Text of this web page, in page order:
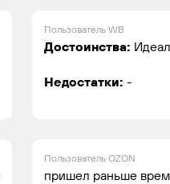
Пользователь WB
Достоинства:
Недостатки: -
Пользователь OZON
пришел раньше